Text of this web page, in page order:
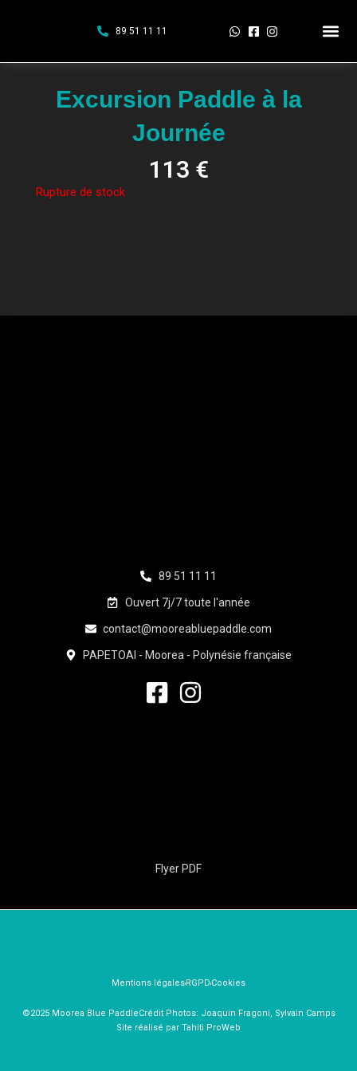
89 51 11 11
Excursion Paddle à la
Journée
113 €
Rupture de stock
89 51 11 11
Ouvert 7j/7 toute l'année
contact@mooreabluepaddle.com
PAPETOAI - Moorea - Polynésie française
Flyer PDF
Mentions légales RGPD Cookies
©2025 Moorea Blue PaddleCrédit Photos: Joaquin Fragoni, Sylvain Camps
Site réalisé par Tahiti ProWeb